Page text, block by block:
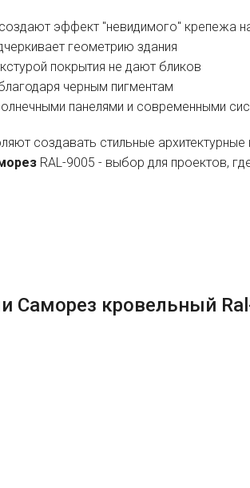
эффект "невидимого" крепежа
геометрию здания
покрытия не дают бликов
черным пигментам
панелями и современными
создавать стильные
RAL-9005 - выбор для проектов,
Саморез кровельный